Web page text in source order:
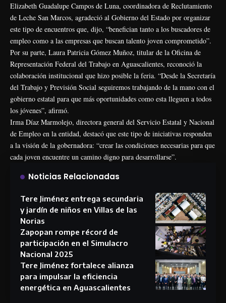
Elizabeth Guadalupe Campos de Luna, coordinadora de Reclutamiento
de Leche San Marcos, agradeció al Gobierno del Estado por organizar
este tipo de encuentros que, dijo, “benefician tanto a los buscadores de
empleo como a las empresas que buscan talento joven comprometido”.
Por su parte, Laura Patricia Gómez Muñoz, titular de la Oficina de
Representación Federal del Trabajo en Aguascalientes, reconoció la
colaboración institucional que hizo posible la feria. “Desde la Secretaría
del Trabajo y Previsión Social seguiremos trabajando de la mano con el
gobierno estatal para que más oportunidades como esta lleguen a todos
los jóvenes”, afirmó.
Irma Díaz Marmolejo, directora general del Servicio Estatal y Nacional
de Empleo en la entidad, destacó que este tipo de iniciativas responden
a la visión de la gobernadora: “crear las condiciones necesarias para que
cada joven encuentre un camino digno para desarrollarse”.
Noticias Relacionadas
Tere Jiménez entrega secundaria
y jardín de niños en Villas de las
Norias
Zapopan rompe récord de
participación en el Simulacro
Nacional 2025
Tere Jiménez fortalece alianza
para impulsar la eficiencia
energética en Aguascalientes